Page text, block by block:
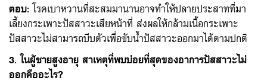
ตอบ:โรคเบาหวานที่สะสมมานานอาจทำให้ปลายประสาทที่มา
เลี้ยงกระเพาะปัสสาวะเสียหน้าที่ ส่งผลให้กล้ามเนื้อกระเพาะ
ปัสสาวะไม่สามารถบีบตัวเพื่อขับน้ำปัสสาวะออกมาได้ตามปกติ
3. ในผู้ชายสูงอายุ สาเหตุที่พบบ่อยที่สุดของอาการปัสสาวะไม่
ออกคืออะไร?